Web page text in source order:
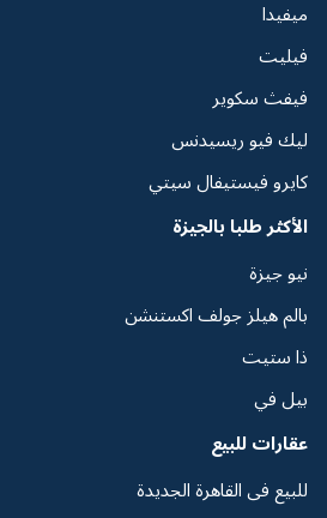
ميفيدا
فيليت
فيفث سكوير
ليك فيو ريسيدنس
كايرو فيستيفال سيتي
الأكثر طلبا بالجيزة
نيو جيزة
بالم هيلز جولف اكستنشن
ذا ستيت
بيل في
عقارات للبيع
للبيع فى القاهرة الجديدة